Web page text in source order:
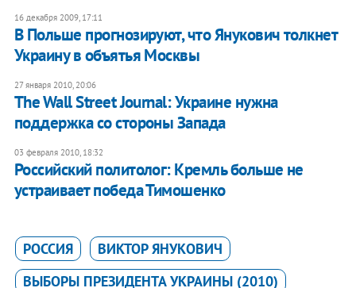
16 декабря 2009, 17:11
В Польше прогнозируют, что Янукович толкнет
Украину в объятья Москвы
27 января 2010, 20:06
The Wall Street Journal: Украине нужна
поддержка со стороны Запада
03 февраля 2010, 18:32
Российский политолог: Кремль больше не
устраивает победа Тимошенко
РОССИЯ
ВИКТОР ЯНУКОВИЧ
ВЫБОРЫ ПРЕЗИДЕНТА УКРАИНЫ (2010)